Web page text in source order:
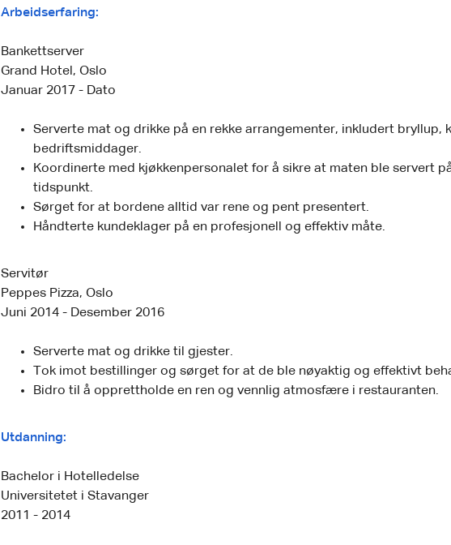
Arbeidserfaring:
Bankettserver
Grand Hotel, Oslo
Januar 2017 - Dato
Serverte mat og drikke på en rekke arrangementer, inkludert bryllup,
bedriftsmiddager.
Koordinerte med kjøkkenpersonalet for å sikre at maten ble servert
tidspunkt.
Sørget for at bordene alltid var rene og pent presentert.
Håndterte kundeklager på en profesjonell og effektiv måte.
Servitør
Peppes Pizza, Oslo
Juni 2014 - Desember 2016
Serverte mat og drikke til gjester.
Tok imot bestillinger og sørget for at de ble nøyaktig og effektivt
Bidro til å opprettholde en ren og vennlig atmosfære i restauranten.
Utdanning:
Bachelor i Hotelledelse
Universitetet i Stavanger
2011 - 2014